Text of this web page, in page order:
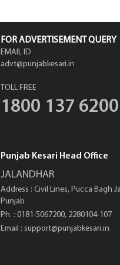
FOR ADVERTISEMENT QUERY
EMAIL ID
advt@punjabkesari.in
TOLL FREE
1800 137 6200
Punjab Kesari Head Office
JALANDHAR
Address : Civil Lines, Pucca Bagh
Punjab
Ph. : 0181-5067200, 2280104-107
Email : support@punjabkesari.in